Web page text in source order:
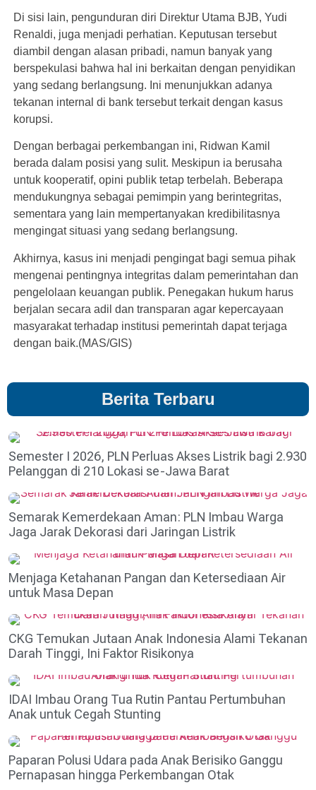
Di sisi lain, pengunduran diri Direktur Utama BJB, Yudi
Renaldi, juga menjadi perhatian. Keputusan tersebut
diambil dengan alasan pribadi, namun banyak yang
berspekulasi bahwa hal ini berkaitan dengan penyidikan
yang sedang berlangsung. Ini menunjukkan adanya
tekanan internal di bank tersebut terkait dengan kasus
korupsi.
Dengan berbagai perkembangan ini, Ridwan Kamil
berada dalam posisi yang sulit. Meskipun ia berusaha
untuk kooperatif, opini publik tetap terbelah. Beberapa
mendukungnya sebagai pemimpin yang berintegritas,
sementara yang lain mempertanyakan kredibilitasnya
mengingat situasi yang sedang berlangsung.
Akhirnya, kasus ini menjadi pengingat bagi semua pihak
mengenai pentingnya integritas dalam pemerintahan dan
pengelolaan keuangan publik. Penegakan hukum harus
berjalan secara adil dan transparan agar kepercayaan
masyarakat terhadap institusi pemerintah dapat terjaga
dengan baik.(MAS/GIS)
Berita Terbaru
Semester I 2026, PLN Perluas Akses Listrik bagi 2.930
Pelanggan di 210 Lokasi se-Jawa Barat
Semarak Kemerdekaan Aman: PLN Imbau Warga
Jaga Jarak Dekorasi dari Jaringan Listrik
Menjaga Ketahanan Pangan dan Ketersediaan Air
untuk Masa Depan
CKG Temukan Jutaan Anak Indonesia Alami Tekanan
Darah Tinggi, Ini Faktor Risikonya
IDAI Imbau Orang Tua Rutin Pantau Pertumbuhan
Anak untuk Cegah Stunting
Paparan Polusi Udara pada Anak Berisiko Ganggu
Pernapasan hingga Perkembangan Otak